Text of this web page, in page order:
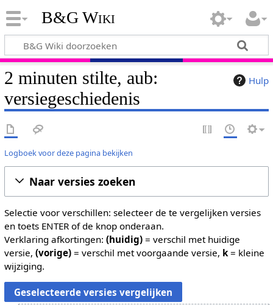
B&G Wiki
Hulp
2 minuten stilte, aub:
versiegeschiedenis
Logboek voor deze pagina bekijken
Naar versies zoeken
Selectie voor verschillen: selecteer de te vergelijken versies
en toets ENTER of de knop onderaan.
Verklaring afkortingen: (huidig)= verschil met huidige
versie, (vorige)= verschil met voorgaande versie, k= kleine
wijziging.